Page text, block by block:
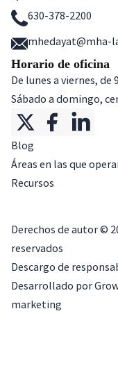
630-378-2200
mhedayat@mha-
Horario de oficina
De lunes a viernes, de
Sábado a domingo,
Blog
Áreas en las que
Recursos
Derechos de autor ©
reservados
Descargo de
Desarrollado por
marketing